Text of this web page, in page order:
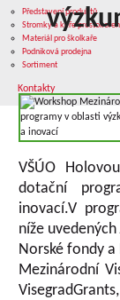
Představení produktů
Stromky a keře
Materiál pro školkaře
Podniková prodejna
Sortiment
Kontakty
VŠÚO
dotační
inovací.V
níže uvedených
Norské fondy a
Mezinárodní